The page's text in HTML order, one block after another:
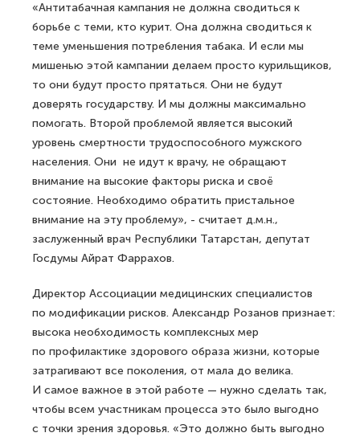
«Антитабачная кампания не должна сводиться к
борьбе с теми, кто курит. Она должна сводиться к
теме уменьшения потребления табака. И если мы
мишенью этой кампании делаем просто курильщиков,
то они будут просто прятаться. Они не будут
доверять государству. И мы должны максимально
помогать. Второй проблемой является высокий
уровень смертности трудоспособного мужского
населения. Они не идут к врачу, не обращают
внимание на высокие факторы риска и своё
состояние. Необходимо обратить пристальное
внимание на эту проблему», - считает д.м.н.,
заслуженный врач Республики Татарстан, депутат
Госдумы Айрат Фаррахов.
Директор Ассоциации медицинских специалистов
по модификации рисков. Александр Розанов признает:
высока необходимость комплексных мер
по профилактике здорового образа жизни, которые
затрагивают все поколения, от мала до велика.
И самое важное в этой работе — нужно сделать так,
чтобы всем участникам процесса это было выгодно
с точки зрения здоровья. «Это должно быть выгодно